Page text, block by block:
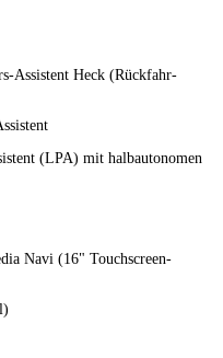
Assistent Heck (Rückfahr-
(LPA) mit halbautonomen
Navi (16" Touchscreen-